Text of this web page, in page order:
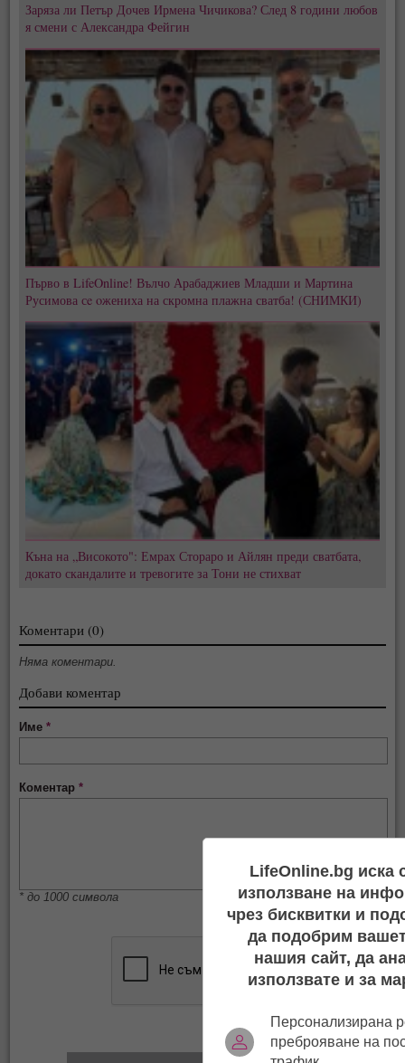
Заряза ли Петър Дочев Ирмена Чичикова? След 8 години любов
я смени с Александра Фейгин
Първо в LifeOnline! Вълчо Арабаджиев Младши и Мартина
Русимова сe oжениха на скромна плажна сватба! (СНИМКИ)
Къна на „Високото": Емрах Стораро и Айлян преди сватбата,
докато скандалите и тревогите за Тони не стихват
Коментари (0)
Няма коментари.
Добави коментар
Име*
Коментар*
* до 1000 символа
LifeOnline.bg иска
използване на
чрез бисквитки и
да подобрим
нашия сайт, да
използвате и за
Персонализирана
преброяване на